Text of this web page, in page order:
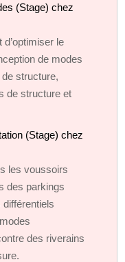
(Stage) chez
d’optimiser le
de modes
structure,
de structure et
(Stage) chez
les voussoirs
des parkings
des riverains